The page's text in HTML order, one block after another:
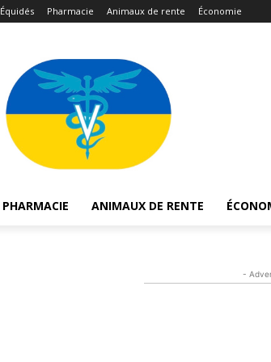
Équidés Pharmacie Animaux de rente Économie
PHARMACIE ANIMAUX DE RENTE
-